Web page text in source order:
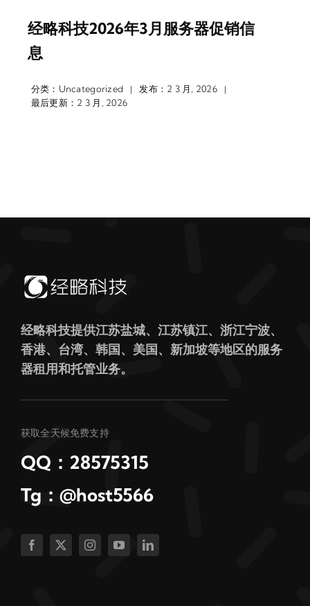
经略科技2026年3月服务器促销信
息
分类： Uncategorized | 发布：2 3 月, 2026
|
最后更新：2 3 月, 2026
经略科技提供江苏盐城、江苏镇江、浙江宁波、
香港、台湾、韩国、美国、新加坡等地区的服务
器租用和托管业务。
获取全天候免费支持
QQ：28575315
Tg：@host5566